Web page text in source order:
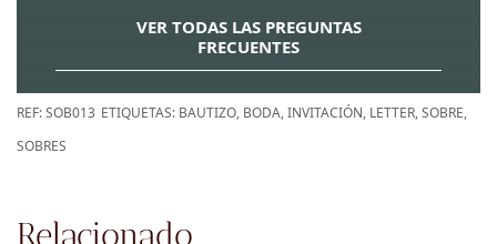
VER TODAS LAS PREGUNTAS
FRECUENTES
REF:SOB013 ETIQUETAS: BAUTIZO, BODA,INVITACIÓN, LETTER,SOBRE,
SOBRES
Relacionado